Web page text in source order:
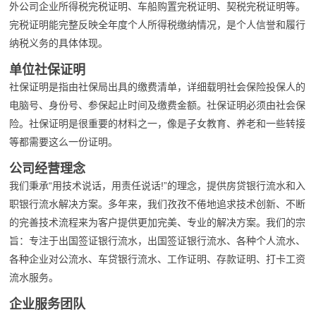
外公司企业所得税完税证明、车船购置完税证明、契税完税证明等。
完税证明能完整反映全年度个人所得税缴纳情况，是个人信誉和履行
纳税义务的具体体现。
单位社保证明
社保证明是指由社保局出具的缴费清单，详细载明社会保险投保人的
电脑号、身份号、参保起止时间及缴费金额。社保证明必须由社会保
险。社保证明是很重要的材料之一，像是子女教育、养老和一些转接
等都需要这么一份证明。
公司经营理念
我们秉承“用技术说话，用责任说话!”的理念，提供房贷银行流水和入
职银行流水解决方案。多年来，我们孜孜不倦地追求技术创新、不断
的完善技术流程来为客户提供更加完美、专业的解决方案。我们的宗
旨：专注于出国签证银行流水，出国签证银行流水、各种个人流水、
各种企业对公流水、车贷银行流水、工作证明、存款证明、打卡工资
流水服务。
企业服务团队